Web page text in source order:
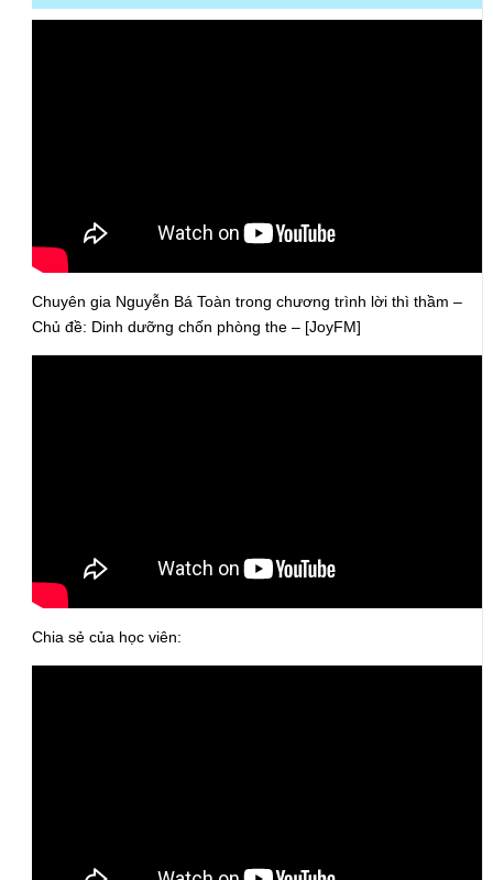
Chuyên gia Nguyễn Bá Toàn trong chương trình lời thì thầm –
Chủ đề: Dinh dưỡng chốn phòng the – [JoyFM]
Chia sẻ của học viên: